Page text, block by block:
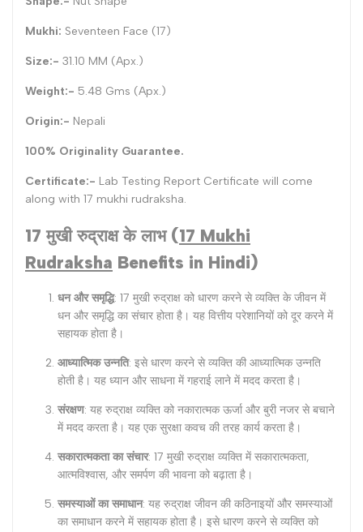
Mukhi: Seventeen Face (17)
Size:- 31.10 MM (Apx.)
Weight:- 5.48 Gms (Apx.)
Origin:- Nepali
100% Originality Guarantee.
Certificate:- Lab Testing Report Certificate will come
along with 17 mukhi rudraksha.
17 मुखी रुद्राक्ष के लाभ (17 Mukhi
Rudraksha Benefits in Hindi)
धन और समृद्धि: 17 मुखी रुद्राक्ष को धारण करने से व्यक्ति के जीवन में
धन और समृद्धि का संचार होता है। यह वित्तीय परेशानियों को दूर करने में
सहायक होता है।
आध्यात्मिक उन्नति: इसे धारण करने से व्यक्ति की आध्यात्मिक उन्नति
होती है। यह ध्यान और साधना में गहराई लाने में मदद करता है।
संरक्षण: यह रुद्राक्ष व्यक्ति को नकारात्मक ऊर्जा और बुरी नजर से बचाने
में मदद करता है। यह एक सुरक्षा कवच की तरह कार्य करता है।
सकारात्मकता का संचार: 17 मुखी रुद्राक्ष व्यक्ति में सकारात्मकता,
आत्मविश्वास, और समर्पण की भावना को बढ़ाता है।
समस्याओं का समाधान: यह रुद्राक्ष जीवन की कठिनाइयों और समस्याओं
का समाधान करने में सहायक होता है। इसे धारण करने से व्यक्ति को